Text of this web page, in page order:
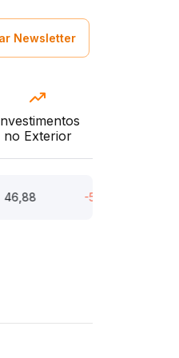
Newsletter
no Exterior
-5,22%